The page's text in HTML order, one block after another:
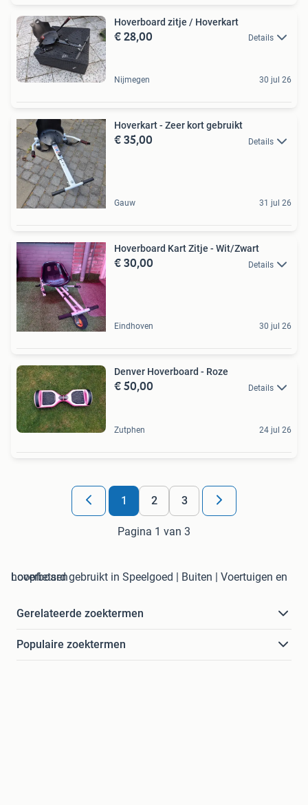
Hoverboard zitje / Hoverkart
€ 28,00 Details
Nijmegen 30 jul 26
Hoverkart - Zeer kort gebruikt
€ 35,00 Details
Gauw 31 jul 26
Hoverboard Kart Zitje - Wit/Zwart
€ 30,00 Details
Eindhoven 30 jul 26
Denver Hoverboard - Roze
€ 50,00 Details
Zutphen 24 jul 26
1 2 3
Pagina 1 van 3
hoverboard gebruikt in Speelgoed | Buiten | Voertuigen en Loopfietsen
Gerelateerde zoektermen
Populaire zoektermen